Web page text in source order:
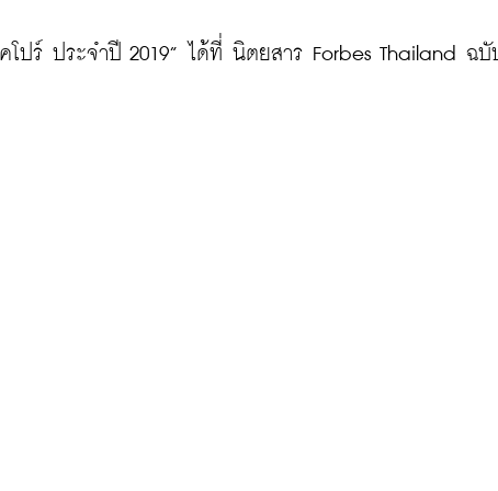
ปร์ ประจำปี 2019” ได้ที่ นิตยสาร Forbes Thailand ฉบั